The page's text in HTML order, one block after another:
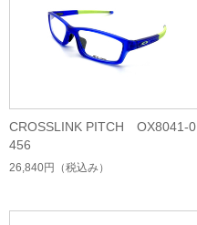
CROSSLINK PITCH OX8041-0
456
26,840円 （税込み）